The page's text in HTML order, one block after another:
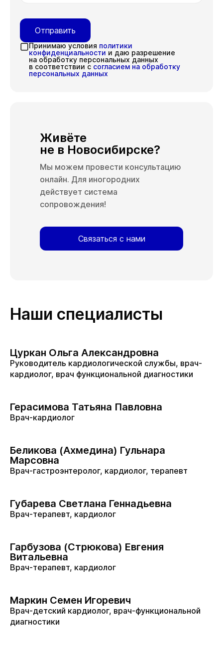
Принимаю условия политики
конфиденциальности и даю разрешение
на обработку персональных данных
в соответствии с согласием на обработку
персональных данных
Отправить
Живёте
не в Новосибирске?
Мы можем провести консультацию
онлайн. Для иногородних
действует система
сопровождения!
Связаться с нами
Наши специалисты
Цуркан Ольга Александровна
Руководитель кардиологической службы, врач-
кардиолог, врач функциональной диагностики
Герасимова Татьяна Павловна
Врач-кардиолог
Беликова (Ахмедина) Гульнара
Марсовна
Врач-гастроэнтеролог, кардиолог, терапевт
Губарева Светлана Геннадьевна
Врач-терапевт, кардиолог
Гарбузова (Стрюкова) Евгения
Витальевна
Врач-терапевт, кардиолог
Маркин Семен Игоревич
Врач-детский кардиолог, врач-функциональной
диагностики